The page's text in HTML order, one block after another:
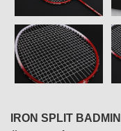
IRON SPLIT